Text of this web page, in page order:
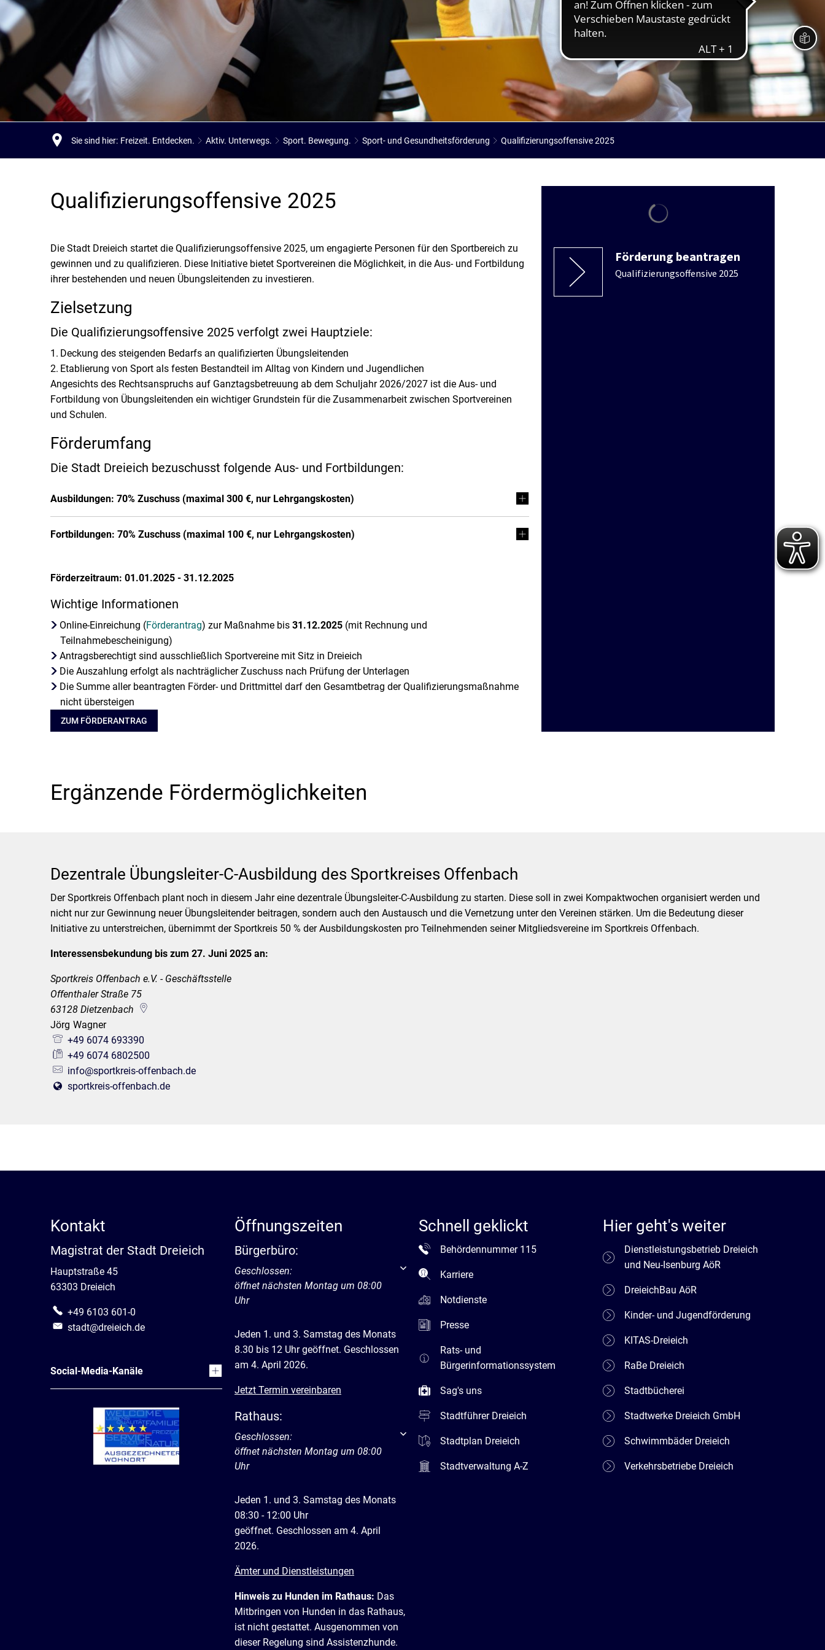
Stadtpolitik. Stadtrecht.
Haushalt. Finanzen.
Ausschreibungen.
Umwelt. Natur.
Verkehr. Mobilität.
Sie sind hier: Freizeit. Entdecken. Aktiv. Unterwegs. Sport. Bewegung. Sport- und Gesundheitsförderung Qualifizierungsoffensive 2025
Qualifizierungsoffensive
Qualifizierungsoffensive 2025
Die Stadt Dreieich startet die Qualifizierungsoffensive 2025, um engagierte Personen für den Sportbereich zu
gewinnen und zu qualifizieren. Diese Initiative bietet Sportvereinen die Möglichkeit, in die Aus- und Fortbildung
ihrer bestehenden und neuen Übungsleitenden zu investieren.
Zielsetzung
Die Qualifizierungsoffensive 2025 verfolgt zwei Hauptziele:
Deckung des steigenden Bedarfs an qualifizierten Übungsleitenden
Etablierung von Sport als festen Bestandteil im Alltag von Kindern und Jugendlichen
Angesichts des Rechtsanspruchs auf Ganztagsbetreuung ab dem Schuljahr 2026/2027 ist die Aus- und
Fortbildung von Übungsleitenden ein wichtiger Grundstein für die Zusammenarbeit zwischen Sportvereinen
und Schulen.
Förderumfang
Die Stadt Dreieich bezuschusst folgende Aus- und Fortbildungen:
Ausbildungen: 70% Zuschuss (maximal 300 €, nur Lehrgangskosten)
Fortbildungen: 70% Zuschuss (maximal 100 €, nur Lehrgangskosten)
Förderzeitraum: 01.01.2025 - 31.12.2025
Wichtige Informationen
Online-Einreichung (Förderantrag) zur Maßnahme bis 31.12.2025 (mit Rechnung und
Teilnahmebescheinigung)
Antragsberechtigt sind ausschließlich Sportvereine mit Sitz in Dreieich
Die Auszahlung erfolgt als nachträglicher Zuschuss nach Prüfung der Unterlagen
Die Summe aller beantragten Förder- und Drittmittel darf den Gesamtbetrag der Qualifizierungsmaßnahme
nicht übersteigen
ZUM FÖRDERANTRAG
Förderung beantragen
Qualifizierungsoffensive 2025
Ergänzende Fördermöglichkeiten
Dezentrale Übungsleiter-C-Ausbildung des Sportkreises Offenbach
Der Sportkreis Offenbach plant noch in diesem Jahr eine dezentrale Übungsleiter-C-Ausbildung zu starten. Diese soll in zwei Kompaktwochen organisiert werden und
nicht nur zur Gewinnung neuer Übungsleitender beitragen, sondern auch den Austausch und die Vernetzung unter den Vereinen stärken. Um die Bedeutung dieser
Initiative zu unterstreichen, übernimmt der Sportkreis 50 % der Ausbildungskosten pro Teilnehmenden seiner Mitgliedsvereine im Sportkreis Offenbach.
Interessensbekundung bis zum 27. Juni 2025 an:
Sportkreis Offenbach e.V. - Geschäftsstelle
Offenthaler Straße 75
63128 Dietzenbach
Jörg Wagner
+49 6074 693390
+49 6074 6802500
info@sportkreis-offenbach.de
sportkreis-offenbach.de
Kontakt
Magistrat der Stadt Dreieich
Hauptstraße 45
63303 Dreieich
+49 6103 601-0
stadt@dreieich.de
Social-Media-Kanäle
Öffnungszeiten
Bürgerbüro:
Klicken, um weitere Öffnungs- oder Schließzeiten auszublenden
Geschlossen:
öffnet nächsten Montag um 08:00
Uhr
Jeden 1. und 3. Samstag des Monats
8.30 bis 12 Uhr geöffnet. Geschlossen
am 4. April 2026.
Jetzt Termin vereinbaren
Rathaus:
Klicken, um weitere Öffnungs- oder Schließzeiten auszublenden
Geschlossen:
öffnet nächsten Montag um 08:00
Uhr
Jeden 1. und 3. Samstag des Monats
08:30 - 12:00 Uhr
geöffnet. Geschlossen am 4. April
2026.
Ämter und Dienstleistungen
Hinweis zu Hunden im Rathaus: Das
Mitbringen von Hunden in das Rathaus,
ist nicht gestattet. Ausgenommen von
dieser Regelung sind Assistenzhunde.
Schnell geklickt
Behördennummer 115
Karriere
Notdienste
Presse
Rats- und
Bürgerinformationssystem
Sag's uns
Stadtführer Dreieich
Stadtplan Dreieich
Stadtverwaltung A-Z
Hier geht's weiter
Dienstleistungsbetrieb Dreieich
und Neu-Isenburg AöR
DreieichBau AöR
Kinder- und Jugendförderung
KITAS-Dreieich
RaBe Dreieich
Stadtbücherei
Stadtwerke Dreieich GmbH
Schwimmbäder Dreieich
Verkehrsbetriebe Dreieich